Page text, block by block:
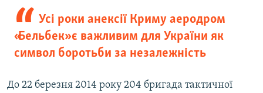
Усі роки анексії Криму аеродром
«Бельбек» є важливим для України як
символ боротьби за незалежність
До 22 березня 2014 року 204 бригада тактичної